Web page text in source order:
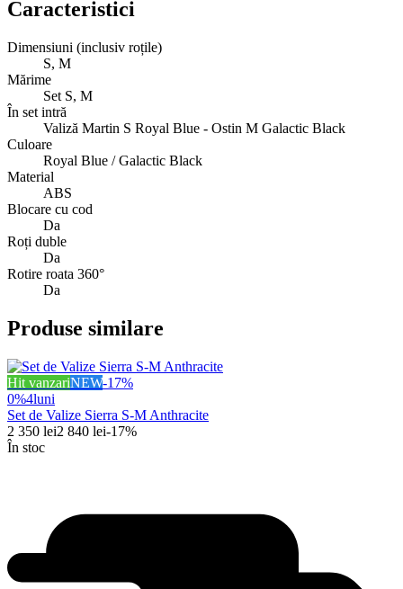
Caracteristici
Dimensiuni (inclusiv roțile)
S, M
Mărime
Set S, M
În set intră
Valiză Martin S Royal Blue - Ostin M Galactic Black
Culoare
Royal Blue / Galactic Black
Material
ABS
Blocare cu cod
Da
Roți duble
Da
Rotire roata 360°
Da
Produse similare
Hit vanzariNEW-17%
0%4luni
Set de Valize Sierra S-M Anthracite
2 350 lei2 840 lei-17%
În stoc